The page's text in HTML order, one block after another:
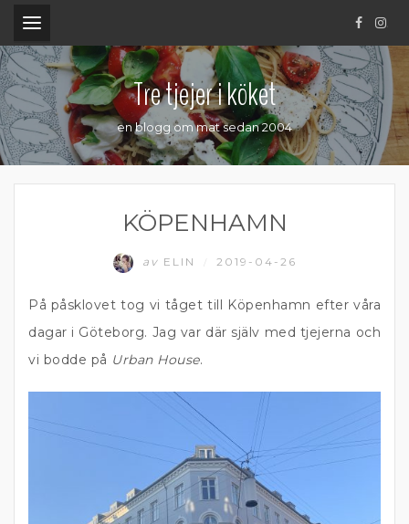
.
Tre tjejer i köket
en blogg om mat sedan 2004
KÖPENHAMN
av ELIN 2019-04-26
På påsklovet tog vi tåget till Köpenhamn efter våra
dagar i Göteborg. Jag var där själv med tjejerna och
vi bodde på Urban House.